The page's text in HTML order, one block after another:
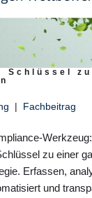
Schlüssel
Fachbeitrag
zu einer
Erfassen,
und